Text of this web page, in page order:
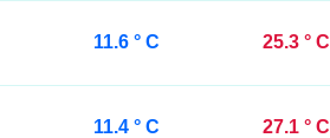
11.6 ° C 25.3 ° C
11.4 ° C 27.1 ° C